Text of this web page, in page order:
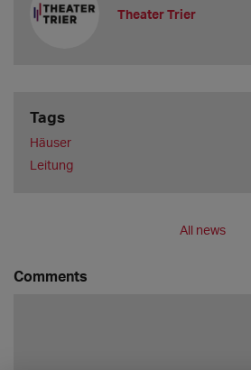
Theater Trier
Tags
Häuser
Leitung
All news
Comments